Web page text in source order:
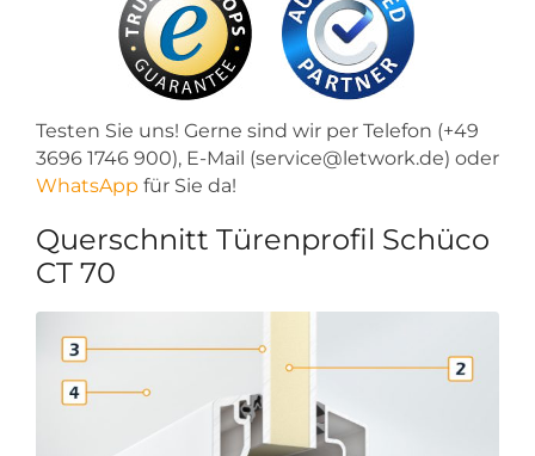
Testen Sie uns! Gerne sind wir per Telefon (+49
3696 1746 900), E-Mail (service@letwork.de) oder
WhatsApp für Sie da!
Querschnitt Türenprofil Schüco
CT 70